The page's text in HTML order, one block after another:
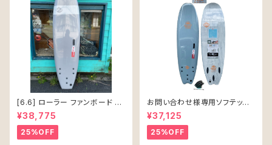
[6.6] ローラー ファンボード ソ
フテック
¥38,775
25%OFF
お問い合わせ様専用ソフテック
SALLY シャリー 6’6 ソフトボー
ド 61L
¥37,125
25%OFF